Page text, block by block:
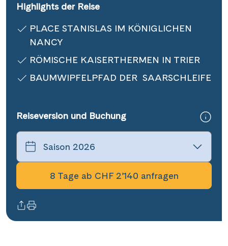
Kundenlogin
Highlights der Reise
PLACE STANISLAS IM KÖNIGLICHEN
NANCY
RÖMISCHE KAISERTHERMEN IN TRIER
BAUMWIPFELPFAD DER SAARSCHLEIFE
Reiseversion und Buchung
8 Tage ab CHF 2’140 anfragen